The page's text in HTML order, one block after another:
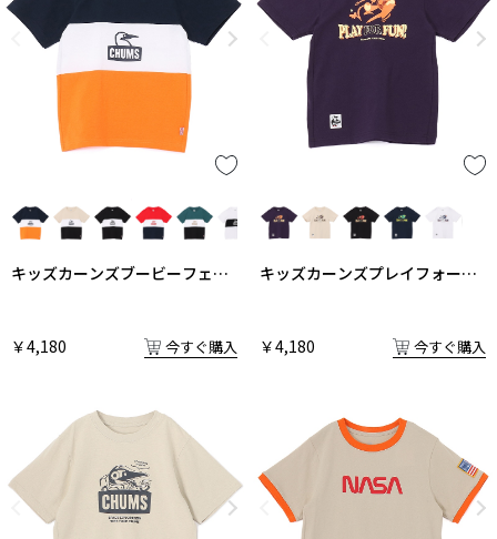
キッズカーンズブービーフェイ
￥4,180 今すぐ購入
キッズカーンズプレイフォーフ
￥4,180 今すぐ購入